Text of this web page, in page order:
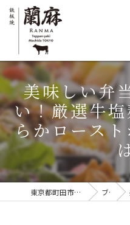
美味しい弁
い！厳選牛
らかロース
東京都町田市の弁当なら鉄板焼 蘭麻 ブログ